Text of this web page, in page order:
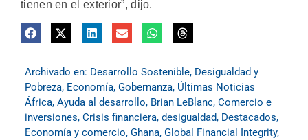
tienen en el exterior”, dijo.
Archivado en: Desarrollo Sostenible, Desigualdad y
Pobreza, Economía, Gobernanza, Últimas Noticias
África, Ayuda al desarrollo, Brian LeBlanc, Comercio e
inversiones, Crisis financiera, desigualdad, Destacados,
Economía y comercio, Ghana, Global Financial Integrity,